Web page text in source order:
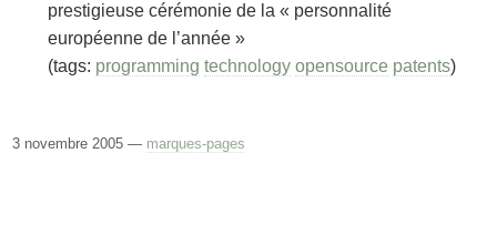
prestigieuse cérémonie de la « personnalité
européenne de l’année »
(tags: programming technology opensource patents)
3 novembre 2005 — marques-pages